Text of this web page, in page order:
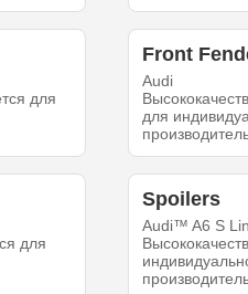
для
Front
Audi
для
для
Spoilers
Audi™ A6 S